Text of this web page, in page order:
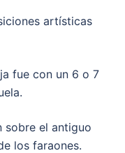
artísticas
fue con un 6 o 7
sobre el antiguo
los faraones.